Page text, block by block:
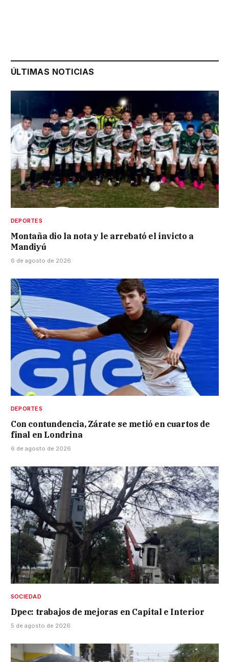
ÚLTIMAS NOTICIAS
DEPORTES
Montaña dio la nota y le arrebató el invicto a
Mandiyú
6 de agosto de 2026
DEPORTES
Con contundencia, Zárate se metió en cuartos de
final en Londrina
6 de agosto de 2026
SOCIEDAD
Dpec: trabajos de mejoras en Capital e Interior
5 de agosto de 2026